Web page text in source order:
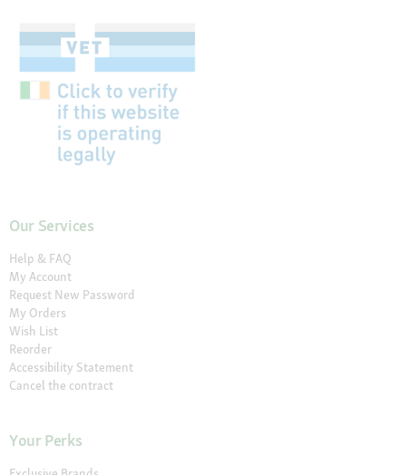
Our Services
Help & FAQ
My Account
Request New Password
My Orders
Wish List
Reorder
Accessibility Statement
Cancel the contract
Your Perks